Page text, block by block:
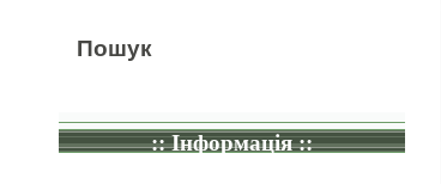
Пошук
:: Інформація ::